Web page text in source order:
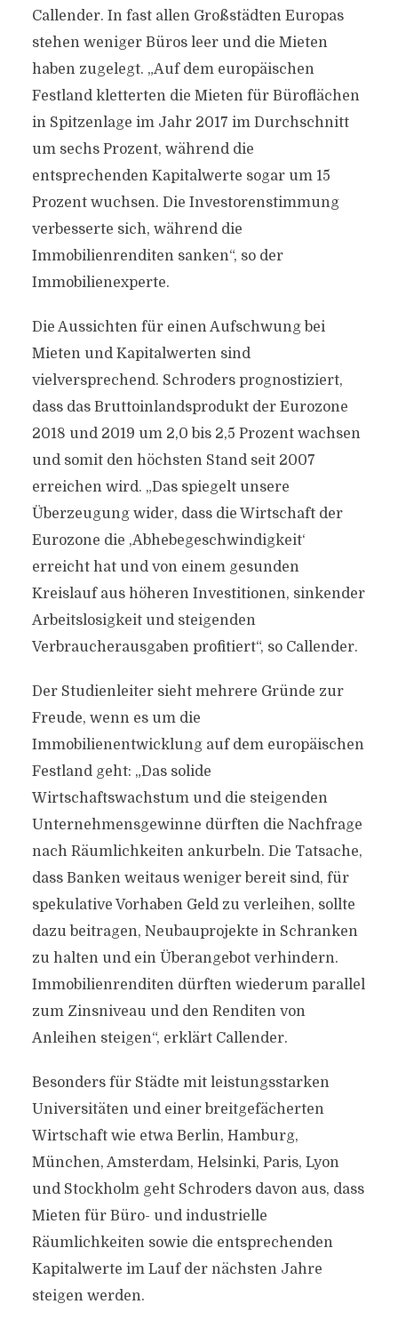
Callender. In fast allen Großstädten Europas
stehen weniger Büros leer und die Mieten
haben zugelegt. „Auf dem europäischen
Festland kletterten die Mieten für Büroflächen
in Spitzenlage im Jahr 2017 im Durchschnitt
um sechs Prozent, während die
entsprechenden Kapitalwerte sogar um 15
Prozent wuchsen. Die Investorenstimmung
verbesserte sich, während die
Immobilienrenditen sanken“, so der
Immobilienexperte.
Die Aussichten für einen Aufschwung bei
Mieten und Kapitalwerten sind
vielversprechend. Schroders prognostiziert,
dass das Bruttoinlandsprodukt der Eurozone
2018 und 2019 um 2,0 bis 2,5 Prozent wachsen
und somit den höchsten Stand seit 2007
erreichen wird. „Das spiegelt unsere
Überzeugung wider, dass die Wirtschaft der
Eurozone die ‚Abhebegeschwindigkeit‘
erreicht hat und von einem gesunden
Kreislauf aus höheren Investitionen, sinkender
Arbeitslosigkeit und steigenden
Verbraucherausgaben profitiert“, so Callender.
Der Studienleiter sieht mehrere Gründe zur
Freude, wenn es um die
Immobilienentwicklung auf dem europäischen
Festland geht: „Das solide
Wirtschaftswachstum und die steigenden
Unternehmensgewinne dürften die Nachfrage
nach Räumlichkeiten ankurbeln. Die Tatsache,
dass Banken weitaus weniger bereit sind, für
spekulative Vorhaben Geld zu verleihen, sollte
dazu beitragen, Neubauprojekte in Schranken
zu halten und ein Überangebot verhindern.
Immobilienrenditen dürften wiederum parallel
zum Zinsniveau und den Renditen von
Anleihen steigen“, erklärt Callender.
Besonders für Städte mit leistungsstarken
Universitäten und einer breitgefächerten
Wirtschaft wie etwa Berlin, Hamburg,
München, Amsterdam, Helsinki, Paris, Lyon
und Stockholm geht Schroders davon aus, dass
Mieten für Büro- und industrielle
Räumlichkeiten sowie die entsprechenden
Kapitalwerte im Lauf der nächsten Jahre
steigen werden.